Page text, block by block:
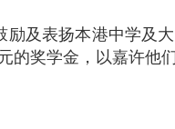
及表扬本港中学及
奖学金，以嘉许他们